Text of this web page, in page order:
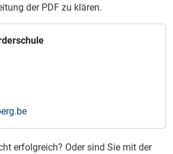
der PDF zu klären.
erfolgreich? Oder sind Sie mit der